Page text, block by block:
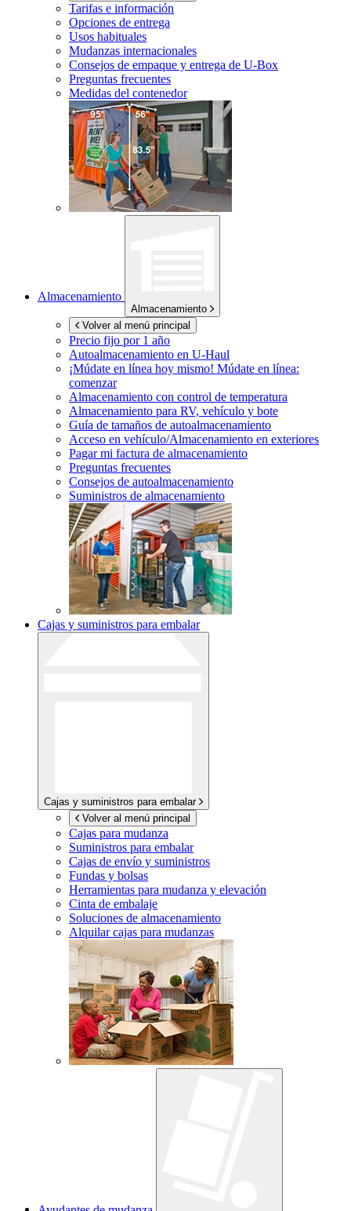
Tarifas e información
Opciones de entrega
Usos habituales
Mudanzas internacionales
Consejos de empaque y entrega de U-Box
Preguntas frecuentes
Medidas del contenedor
Almacenamiento
Almacenamiento
Volver al menú principal
Precio fijo por 1 año
Autoalmacenamiento en U-Haul
¡Múdate en línea hoy mismo! Múdate en línea:
comenzar
Almacenamiento con control de temperatura
Almacenamiento para RV, vehículo y bote
Guía de tamaños de autoalmacenamiento
Acceso en vehículo/Almacenamiento en exteriores
Pagar mi factura de almacenamiento
Preguntas frecuentes
Consejos de autoalmacenamiento
Suministros de almacenamiento
Cajas y suministros para embalar
Cajas y suministros para embalar
Volver al menú principal
Cajas para mudanza
Suministros para embalar
Cajas de envío y suministros
Fundas y bolsas
Herramientas para mudanza y elevación
Cinta de embalaje
Soluciones de almacenamiento
Alquilar cajas para mudanzas